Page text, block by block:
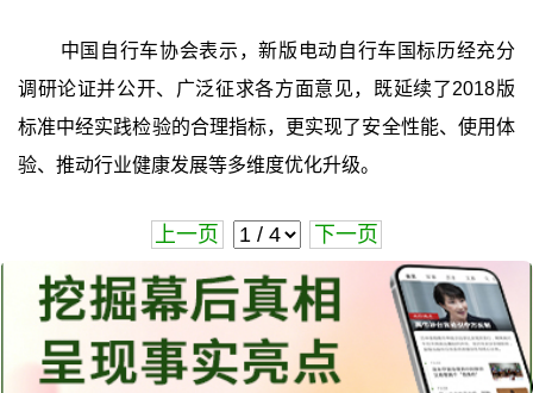
中国自行车协会表示，新版电动自行车国标历经充分
调研论证并公开、广泛征求各方面意见，既延续了2018版
标准中经实践检验的合理指标，更实现了安全性能、使用体
验、推动行业健康发展等多维度优化升级。
上一页 下一页